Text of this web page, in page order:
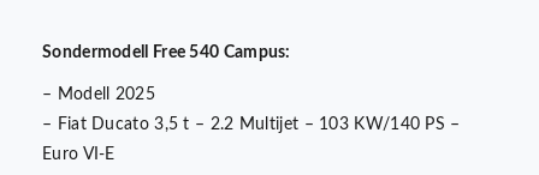
Sondermodell Free 540 Campus:
– Modell 2025
– Fiat Ducato 3,5 t – 2.2 Multijet – 103 KW/140 PS –
Euro VI-E